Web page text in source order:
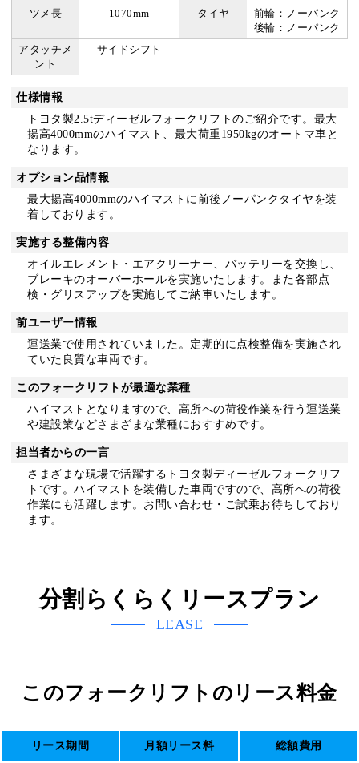
ツメ長 1070mm タイヤ
前輪：ノーパンク
後輪：ノーパンク
アタッチメ
ント
サイドシフト
仕様情報
トヨタ製2.5tディーゼルフォークリフトのご紹介です。最大
揚高4000mmのハイマスト、最大荷重1950kgのオートマ車と
なります。
オプション品情報
最大揚高4000mmのハイマストに前後ノーパンクタイヤを装
着しております。
実施する整備内容
オイルエレメント・エアクリーナー、バッテリーを交換し、
ブレーキのオーバーホールを実施いたします。また各部点
検・グリスアップを実施してご納車いたします。
前ユーザー情報
運送業で使用されていました。定期的に点検整備を実施され
ていた良質な車両です。
このフォークリフトが最適な業種
ハイマストとなりますので、高所への荷役作業を行う運送業
や建設業などさまざまな業種におすすめです。
担当者からの一言
さまざまな現場で活躍するトヨタ製ディーゼルフォークリフ
トです。ハイマストを装備した車両ですので、高所への荷役
作業にも活躍します。お問い合わせ・ご試乗お待ちしており
ます。
分割らくらくリースプラン
LEASE
このフォークリフトのリース料金
リース期間 月額リース料 総額費用